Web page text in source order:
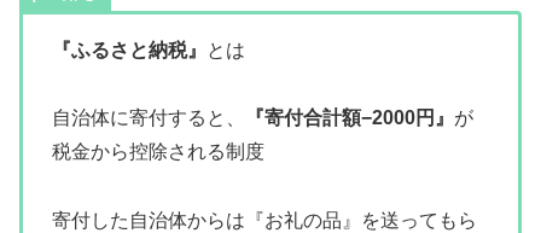
『ふるさと納税』 とは
自治体に寄付すると、 『寄付合計額−2000円』 が
税金から控除される制度
寄付した自治体からは『お礼の品』を送ってもら